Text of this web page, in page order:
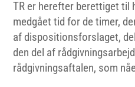
TR er herefter berettiget til
medgået tid for de timer,
af dispositionsforslaget,
den del af
rådgivningsaftalen, som